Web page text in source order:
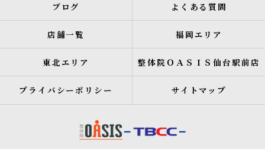
ブログ よくある質問
店舗一覧 福岡エリア
東北エリア 整体院ＯＡＳＩＳ仙台駅前店
プライバシーポリシー サイトマップ